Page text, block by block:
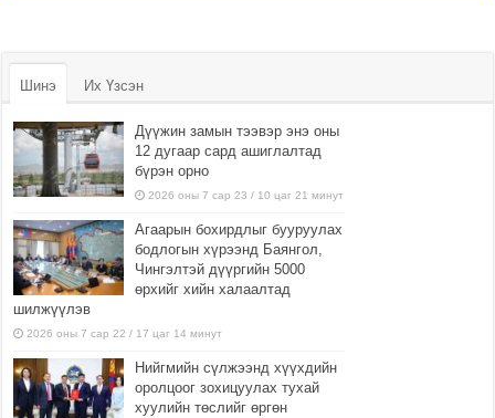
Шинэ Их Үзсэн
Дүүжин замын тээвэр энэ оны
12 дугаар сард ашиглалтад
бүрэн орно
2026 оны 7 сар 23 / 10 цаг 21 минут
Агаарын бохирдлыг бууруулах
бодлогын хүрээнд Баянгол,
Чингэлтэй дүүргийн 5000
өрхийг хийн халаалтад
шилжүүлэв
2026 оны 7 сар 22 / 17 цаг 14 минут
Нийгмийн сүлжээнд хүүхдийн
оролцоог зохицуулах тухай
хуулийн төслийг өргөн